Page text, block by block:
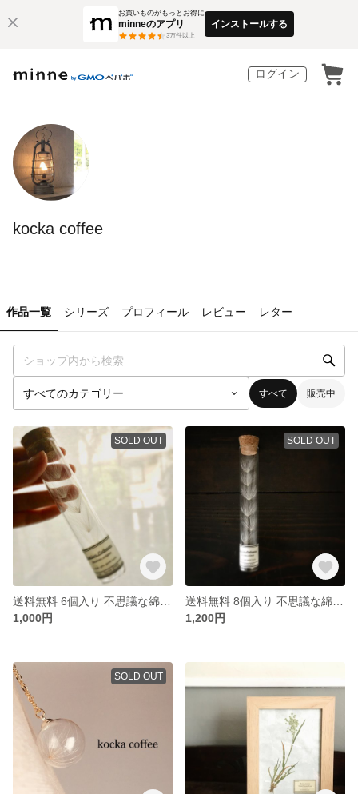
お買いものがもっとお得に
minneのアプリ
3万件以上
インストールする
ログイン
kocka coffee
作品一覧 シリーズ プロフィール レビュー レター
すべて 販売中
SOLD OUT
1,000円
SOLD OUT
1,200円
SOLD OUT